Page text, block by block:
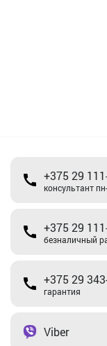
+375 29
консультант
+375 29
безналичный
+375 29
гарантия
Viber